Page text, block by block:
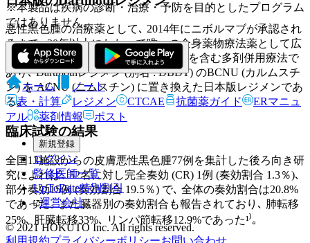
※本製品は疾病の診断・治療・予防を目的としたプログラム
ではありません。
ホーム
ノート
表・計算
レジメン CTCAE 抗菌薬ガイド
ERマニュ
アル
薬剤情報 ポスト
新規登録
ログイン
監修医師一覧
UpToDate特別割引
運営会社
© 2021 HOKUTO Inc. All rights reserved.
利用規約プライバシーポリシーお問い合わせ
悪性黒色腫の治療薬として､ 2014年にニボルマブが承認され
るまで､ 30年以上にわたって唯一の全身薬物療法薬として広
く使われてきた
DTIC (ダカルバジン)
を含む多剤併用療法で
あり､ Dartmothレジメン (別名 : DBDT) のBCNU (カルムスチ
ン) を ACNU (ニムスチン) に置き換えた日本版レジメンであ
る｡
臨床試験の結果
全国13施設からの皮膚悪性黒色腫77例を集計した後ろ向き研
究によれば､ 52名に対し完全奏効 (CR) 1例 (奏効割合 1.3％)､
部分奏効15例 (奏効割合 19.5％) で､ 全体の奏効割合は20.8%
であった｡ また臓器別の奏効割合も報告されており､ 肺転移
25%､ 肝臓転移33%､ リンパ節転移12.9%であった¹⁾｡